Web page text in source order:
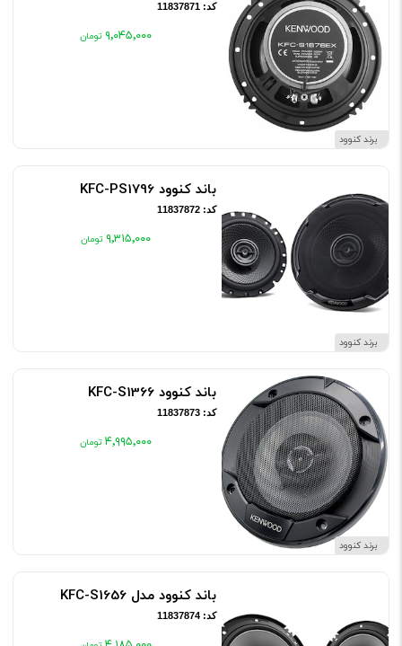
برند کنوود
کد: 11837871
۹٬۰۴۵٬۰۰۰
برند کنوود
باند کنوود KFC-PS1796
کد: 11837872
۹٬۳۱۵٬۰۰۰
برند کنوود
باند کنوود KFC-S1366
کد: 11837873
۴٬۹۹۵٬۰۰۰
باند کنوود مدل KFC-S1656
کد: 11837874